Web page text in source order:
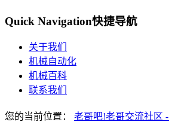
Quick Navigation快捷导航
关于我们
机械自动化
机械百科
联系我们
您的当前位置： 老哥吧!老哥交流社区